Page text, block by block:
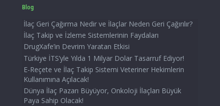
Blog
İlaç Geri Çağırma Nedir ve İlaçlar Neden Geri Çağırılır?
İlaç Takip ve İzleme Sistemlerinin Faydaları
DrugXafe’in Devrim Yaratan Etkisi
Türkiye İTS’yle Yılda 1 Milyar Dolar Tasarruf Ediyor!
E-Reçete ve İlaç Takip Sistemi Veteriner Hekimlerin
Kullanımına Açılacak!
Dünya İlaç Pazarı Büyüyor, Onkoloji İlaçları Büyük
Paya Sahip Olacak!